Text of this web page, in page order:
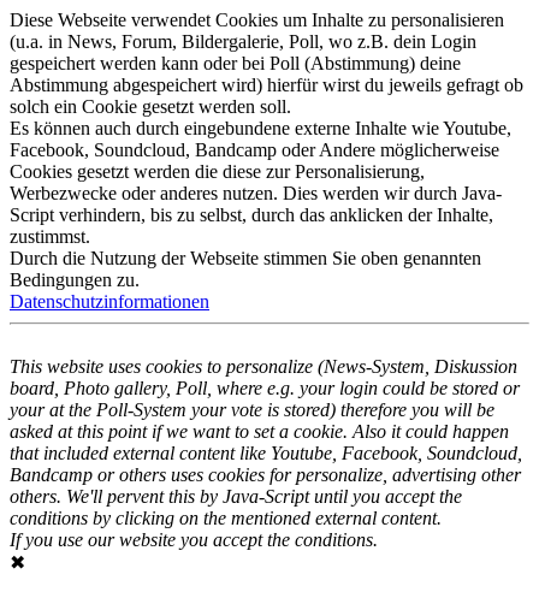
Diese Webseite verwendet Cookies um Inhalte zu personalisieren
(u.a. in News, Forum, Bildergalerie, Poll, wo z.B. dein Login
gespeichert werden kann oder bei Poll (Abstimmung) deine
Abstimmung abgespeichert wird) hierfür wirst du jeweils gefragt ob
solch ein Cookie gesetzt werden soll.
Es können auch durch eingebundene externe Inhalte wie Youtube,
Facebook, Soundcloud, Bandcamp oder Andere möglicherweise
Cookies gesetzt werden die diese zur Personalisierung,
Werbezwecke oder anderes nutzen. Dies werden wir durch Java-
Script verhindern, bis zu selbst, durch das anklicken der Inhalte,
zustimmst.
Durch die Nutzung der Webseite stimmen Sie oben genannten
Bedingungen zu.
Datenschutzinformationen
This website uses cookies to personalize (News-System, Diskussion
board, Photo gallery, Poll, where e.g. your login could be stored or
your at the Poll-System your vote is stored) therefore you will be
asked at this point if we want to set a cookie. Also it could happen
that included external content like Youtube, Facebook, Soundcloud,
Bandcamp or others uses cookies for personalize, advertising other
others. We'll pervent this by Java-Script until you accept the
conditions by clicking on the mentioned external content.
If you use our website you accept the conditions.
✖